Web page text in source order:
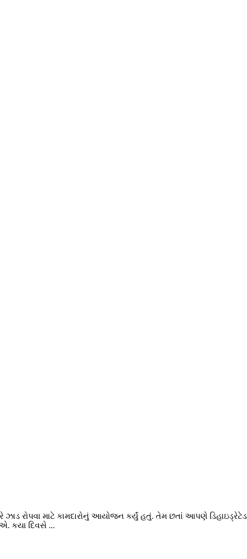
ઝાડ રોપવા માટે કામદારોનું આયોજન કર્યું હતું. તેમ છતાં આપણે
કયા દિવસે ...